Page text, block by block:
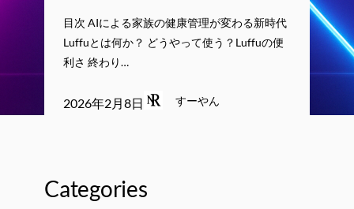
目次 AIによる家族の健康管理が変わる新時代
Luffuとは何か？ どうやって使う？Luffuの便
利さ 終わり…
2026年2月8日 すーやん
Categories